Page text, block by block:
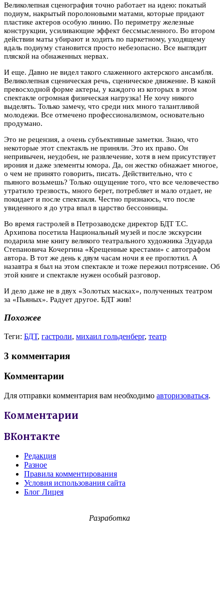
Великолепная сценография точно работает на идею: покатый
подиум, накрытый поролоновыми матами, которые придают
пластике актеров особую линию. По периметру железные
конструкции, усиливающие эффект бессмысленного. Во втором
действии маты убирают и ходить по паркетному, уходящему
вдаль подиуму становится просто небезопасно. Все выглядит
пляской на обнаженных нервах.
И еще. Давно не видел такого слаженного актерского ансамбля.
Великолепная сценическая речь, сценическое движение. В какой
превосходной форме актеры, у каждого из которых в этом
спектакле огромная физическая нагрузка! Не хочу никого
выделять. Только замечу, что среди них много талантливой
молодежи. Все отмечено профессионализмом, основательно
продумано.
Это не рецензия, а очень субъективные заметки. Знаю, что
некоторые этот спектакль не приняли. Это их право. Он
непривычен, неудобен, не развлечение, хотя в нем присутствует
ирония и даже элементы юмора. Да, он жестко обнажает многое,
о чем не принято говорить, писать. Действительно, что с
пьяного возьмешь? Только ощущение того, что все человечество
утратило трезвость, много берет, потребляет и мало отдает, не
покидает и после спектакля. Честно признаюсь, что после
увиденного я до утра впал в царство бессонницы.
Во время гастролей в Петрозаводске директор БДТ Т.С.
Архипова посетила Национальный музей и после экскурсии
подарила мне книгу великого театрального художника Эдуарда
Степановича Кочергина «Крещенные крестами» с автографом
автора. В тот же день к двум часам ночи я ее проглотил. А
назавтра я был на этом спектакле и тоже пережил потрясение. Об
этой книге и спектакле нужен особый разговор.
И дело даже не в двух «Золотых масках», полученных театром
за «Пьяных». Радует другое. БДТ жив!
Похожее
Теги: БДТ, гастроли, михаил гольденберг, театр
3 комментария
Комментарии
Для отправки комментария вам необходимо авторизоваться.
Комментарии
ВКонтакте
Редакция
Разное
Правила комментирования
Условия использования сайта
Блог Лицея
Разработка